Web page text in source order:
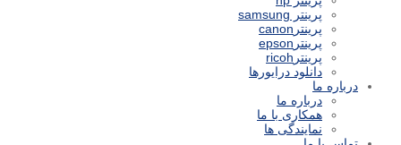
پرینتر samsung
پرینترcanon
پرینترepson
پرینترricoh
دانلود درایورها
درباره ما
درباره ما
همکاری با ما
نمایندگی ها